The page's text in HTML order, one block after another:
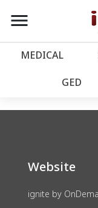
account_balance หน้าแรก
เว็บไซต์อิ
account_circle เข้าสู่ระบ
menu
MEDICAL
GED
We could
category
Website
ignite by